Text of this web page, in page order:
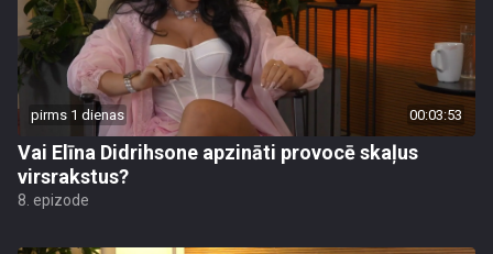
pirms 1 dienas 00:03:53
Vai Elīna Didrihsone apzināti provocē skaļus
virsrakstus?
8. epizode